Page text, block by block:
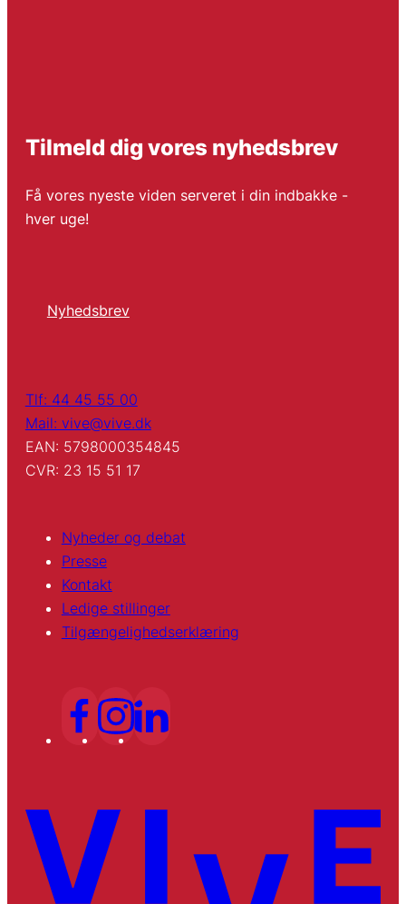
Tilmeld dig vores nyhedsbrev
Få vores nyeste viden serveret i din indbakke -
hver uge!
Nyhedsbrev
Tlf: 44 45 55 00
Mail: vive@vive.dk
EAN: 5798000354845
CVR: 23 15 51 17
Nyheder og debat
Presse
Kontakt
Ledige stillinger
Tilgængelighedserklæring